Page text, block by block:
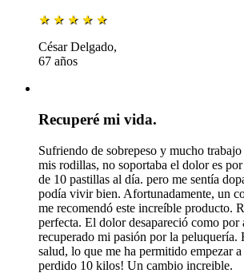
★ ★ ★ ★ ★
César Delgado,
67 años
Recuperé mi vida.
Sufriendo de sobrepeso y mucho
mis rodillas, no soportaba el dolor es
de 10 pastillas al día. pero me sentía
podía vivir bien. Afortunadamente, un
me recomendó este increíble producto.
perfecta. El dolor desapareció como por
recuperado mi pasión por la peluquería.
salud, lo que me ha permitido empezar
perdido 10 kilos! Un cambio increible.